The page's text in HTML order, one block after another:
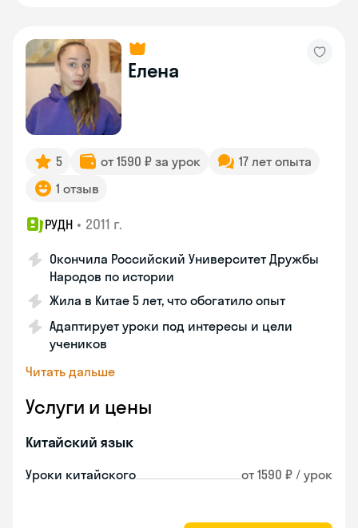
Елена
5 от 1590 ₽ за урок
17 лет опыта
1 отзыв
РУДН • 2011 г.
Окончила Российский Университет Дружбы
Народов по истории
Жила в Китае 5 лет, что обогатило опыт
Адаптирует уроки под интересы и цели
учеников
Читать дальше
Услуги и цены
Китайский язык
Уроки китайского от 1590 ₽ / урок